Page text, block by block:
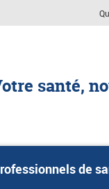
santé,
de